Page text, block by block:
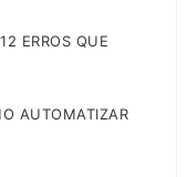
ERROS QUE
AUTOMATIZAR